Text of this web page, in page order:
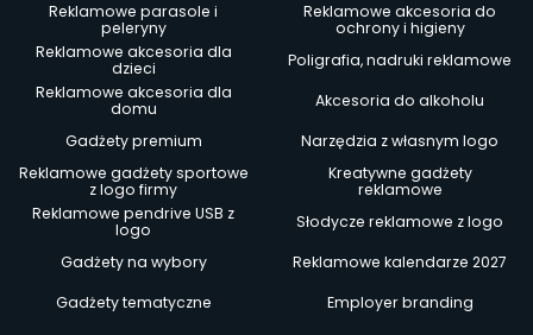
Reklamowe parasole i
peleryny
Reklamowe akcesoria do
ochrony i higieny
Reklamowe akcesoria dla
dzieci
Poligrafia, nadruki reklamowe
Reklamowe akcesoria dla
domu
Akcesoria do alkoholu
Gadżety premium
Narzędzia z własnym logo
Reklamowe gadżety sportowe
z logo firmy
Kreatywne gadżety
reklamowe
Reklamowe pendrive USB z
logo
Słodycze reklamowe z logo
Gadżety na wybory
Reklamowe kalendarze 2027
Gadżety tematyczne
Employer branding